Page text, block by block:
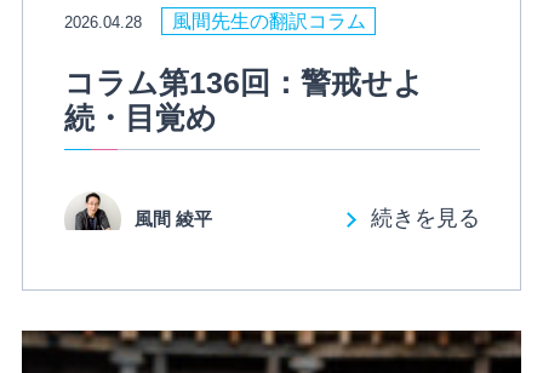
2026.04.28 風間先生の翻訳コラム
コラム第136回：警戒せよ
続・目覚め
風間 綾平 続きを見る